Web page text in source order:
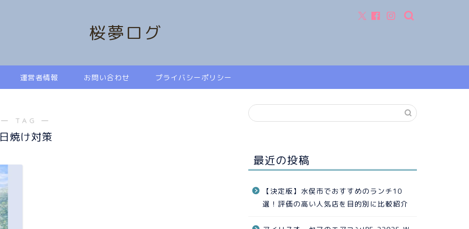
桜夢ログ
運営者情報 お問い合わせ プライバシーポリシー
― TAG ―
日焼け対策
最近の投稿
【決定版】水俣市でおすすめのランチ10
選！評価の高い人気店を目的別に比較紹介